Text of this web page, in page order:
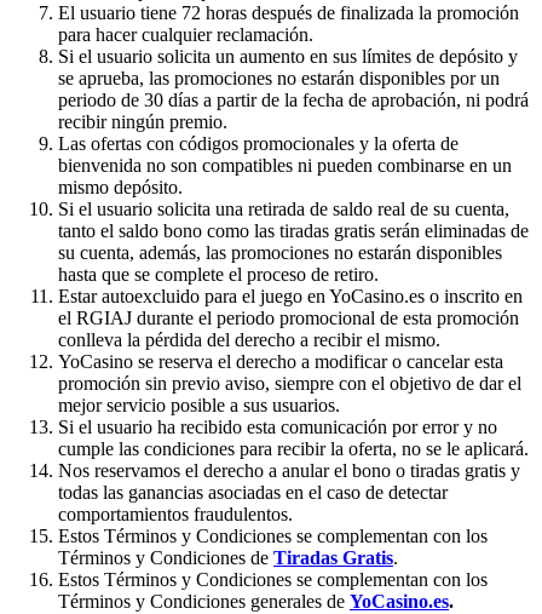
El usuario tiene 72 horas después de finalizada la promoción
para hacer cualquier reclamación.
Si el usuario solicita un aumento en sus límites de depósito y
se aprueba, las promociones no estarán disponibles por un
periodo de 30 días a partir de la fecha de aprobación, ni podrá
recibir ningún premio.
Las ofertas con códigos promocionales y la oferta de
bienvenida no son compatibles ni pueden combinarse en un
mismo depósito.
Si el usuario solicita una retirada de saldo real de su cuenta,
tanto el saldo bono como las tiradas gratis serán eliminadas de
su cuenta, además, las promociones no estarán disponibles
hasta que se complete el proceso de retiro.
Estar autoexcluido para el juego en YoCasino.es o inscrito en
el RGIAJ durante el periodo promocional de esta promoción
conlleva la pérdida del derecho a recibir el mismo.
YoCasino se reserva el derecho a modificar o cancelar esta
promoción sin previo aviso, siempre con el objetivo de dar el
mejor servicio posible a sus usuarios.
Si el usuario ha recibido esta comunicación por error y no
cumple las condiciones para recibir la oferta, no se le aplicará.
Nos reservamos el derecho a anular el bono o tiradas gratis y
todas las ganancias asociadas en el caso de detectar
comportamientos fraudulentos.
Estos Términos y Condiciones se complementan con los
Términos y Condiciones de Tiradas Gratis.
Estos Términos y Condiciones se complementan con los
Términos y Condiciones generales de YoCasino.es.